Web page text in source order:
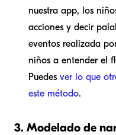
nuestra app, los
acciones y decir
eventos realizada
niños a entender el
Puedes ver lo que
este método.
3. Modelado de